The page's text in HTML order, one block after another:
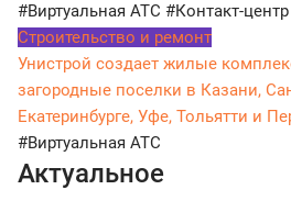
#Виртуальная АТС #Контакт-центр
Строительство и ремонт
Унистрой создает жилые
загородные поселки в Казани,
Екатеринбурге, Уфе, Тольятти и
#Виртуальная АТС
Актуальное